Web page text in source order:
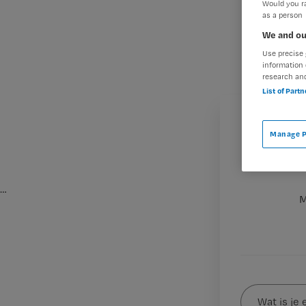
Wat
is
…
Would you
as a person
We and
Use
information
research
List of
Manage